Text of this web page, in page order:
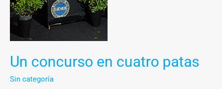
Un concurso en cuatro patas
Sin categoría